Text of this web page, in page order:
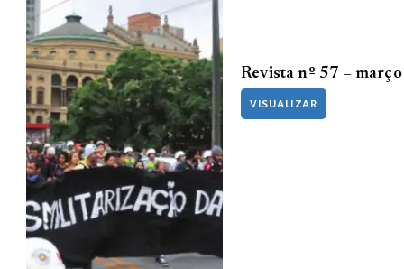
Revista nº 57 –
VISUALIZAR